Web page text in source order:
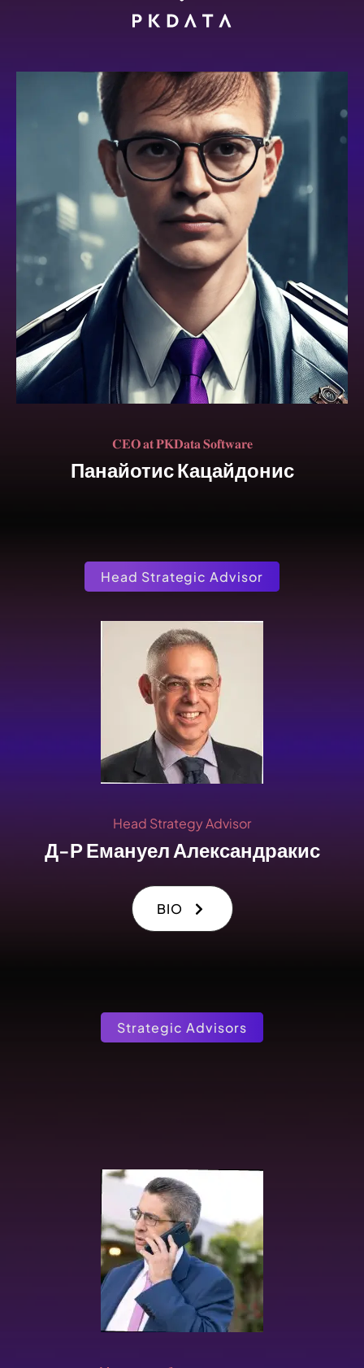
𝐂𝐄𝐎 𝐚𝐭 𝐏𝐊𝐃𝐚𝐭𝐚 𝐒𝐨𝐟𝐭𝐰𝐚𝐫𝐞
Панайотис Кацайдонис
Head Strategic Advisor
Head Strategy Advisor
Д-Р Емануел Александракис
BIO
Strategic Advisors